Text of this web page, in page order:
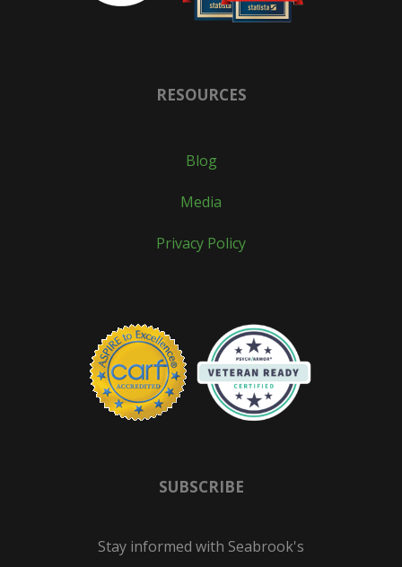
RESOURCES
Blog
Media
Privacy Policy
SUBSCRIBE
Stay informed with Seabrook's